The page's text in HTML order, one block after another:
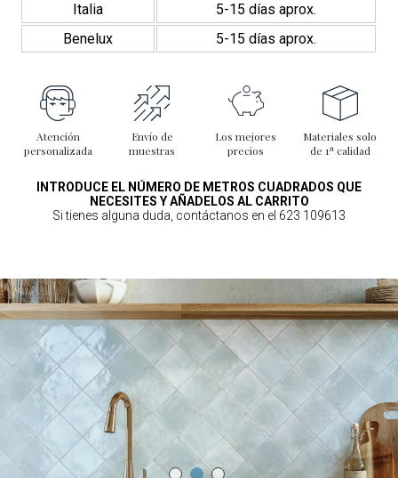
Italia
5-15 días aprox.
Benelux
5-15 días aprox.
Atención
personalizada
Envío de
muestras
Los mejores
precios
Materiales solo
de 1ª calidad
INTRODUCE EL NÚMERO DE METROS CUADRADOS QUE
NECESITES Y AÑADELOS AL CARRITO
Si tienes alguna duda, contáctanos en el 623 109613